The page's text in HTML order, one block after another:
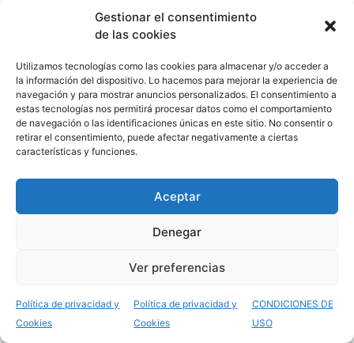
Gestionar el consentimiento
de las cookies
Utilizamos tecnologías como las cookies para almacenar y/o acceder a
la información del dispositivo. Lo hacemos para mejorar la experiencia de
navegación y para mostrar anuncios personalizados. El consentimiento a
estas tecnologías nos permitirá procesar datos como el comportamiento
de navegación o las identificaciones únicas en este sitio. No consentir o
retirar el consentimiento, puede afectar negativamente a ciertas
características y funciones.
Aceptar
Denegar
Ver preferencias
Política de privacidad y
Cookies
Política de privacidad y
Cookies
CONDICIONES DE
USO
orduna ceuta
Opiniones del Grado
Superior Cocina y